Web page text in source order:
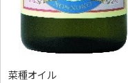
菜種オイル